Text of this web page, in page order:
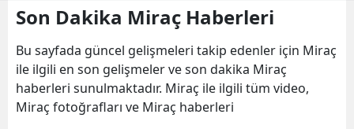
Son Dakika Miraç Haberleri
Bu sayfada güncel gelişmeleri takip edenler için Miraç
ile ilgili en son gelişmeler ve son dakika Miraç
haberleri sunulmaktadır. Miraç ile ilgili tüm video,
Miraç fotoğrafları ve Miraç haberleri